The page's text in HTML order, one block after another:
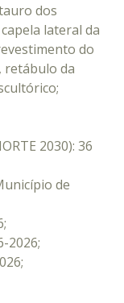
dos
lateral da
do
retábulo da
2030): 36
de
2026;